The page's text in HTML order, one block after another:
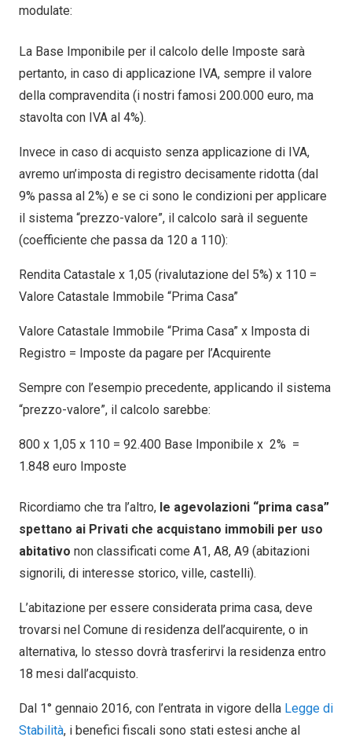
modulate:
La Base Imponibile per il calcolo delle Imposte sarà
pertanto, in caso di applicazione IVA, sempre il valore
della compravendita (i nostri famosi 200.000 euro, ma
stavolta con IVA al 4%).
Invece in caso di acquisto senza applicazione di IVA,
avremo un’imposta di registro decisamente ridotta (dal
9% passa al 2%) e se ci sono le condizioni per applicare
il sistema “prezzo-valore”, il calcolo sarà il seguente
(coefficiente che passa da 120 a 110):
Rendita Catastale x 1,05 (rivalutazione del 5%) x 110 =
Valore Catastale Immobile “Prima Casa”
Valore Catastale Immobile “Prima Casa” x Imposta di
Registro = Imposte da pagare per l’Acquirente
Sempre con l’esempio precedente, applicando il sistema
“prezzo-valore”, il calcolo sarebbe:
800 x 1,05 x 110 = 92.400 Base Imponibile x 2% =
1.848 euro Imposte
Ricordiamo che tra l’altro, le agevolazioni “prima casa”
spettano ai Privati che acquistano immobili per uso
abitativo non classificati come A1, A8, A9 (abitazioni
signorili, di interesse storico, ville, castelli).
L’abitazione per essere considerata prima casa, deve
trovarsi nel Comune di residenza dell’acquirente, o in
alternativa, lo stesso dovrà trasferirvi la residenza entro
18 mesi dall’acquisto.
Dal 1° gennaio 2016, con l’entrata in vigore della Legge di
Stabilità, i benefici fiscali sono stati estesi anche al